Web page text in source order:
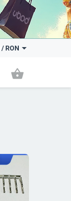
/ RON
shopping_basket